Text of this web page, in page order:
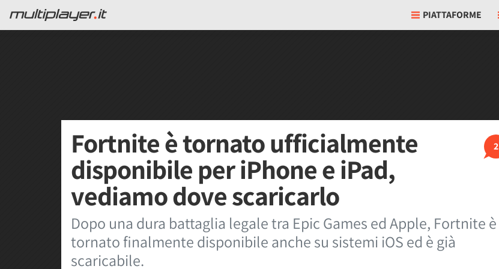
PIATTAFORME
2
Fortnite è tornato ufficialmente
disponibile per iPhone e iPad,
vediamo dove scaricarlo
Dopo una dura battaglia legale tra Epic Games ed Apple, Fortnite è
tornato finalmente disponibile anche su sistemi iOS ed è già
scaricabile.